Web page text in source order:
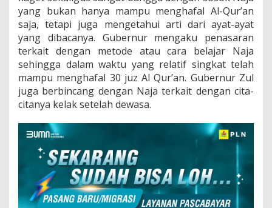
yang bukan hanya mampu menghafal Al-Qur’an
saja, tetapi juga mengetahui arti dari ayat-ayat
yang dibacanya. Gubernur mengaku penasaran
terkait dengan metode atau cara belajar Naja
sehingga dalam waktu yang relatif singkat telah
mampu menghafal 30 juz Al Qur’an. Gubernur Zul
juga berbincang dengan Naja terkait dengan cita-
citanya kelak setelah dewasa.